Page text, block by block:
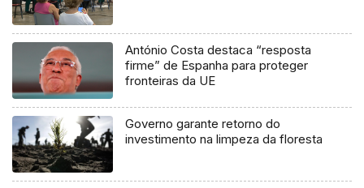
António Costa destaca “resposta
firme” de Espanha para proteger
fronteiras da UE
Governo garante retorno do
investimento na limpeza da floresta